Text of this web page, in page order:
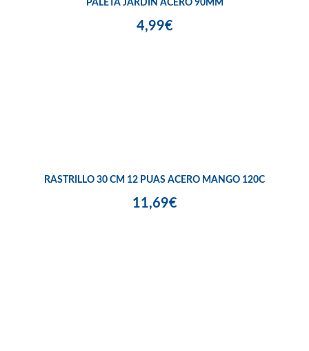
PALETA JARDIN ACERO 90MM
4,99€
RASTRILLO 30 CM 12 PUAS ACERO MANGO 120C
11,69€